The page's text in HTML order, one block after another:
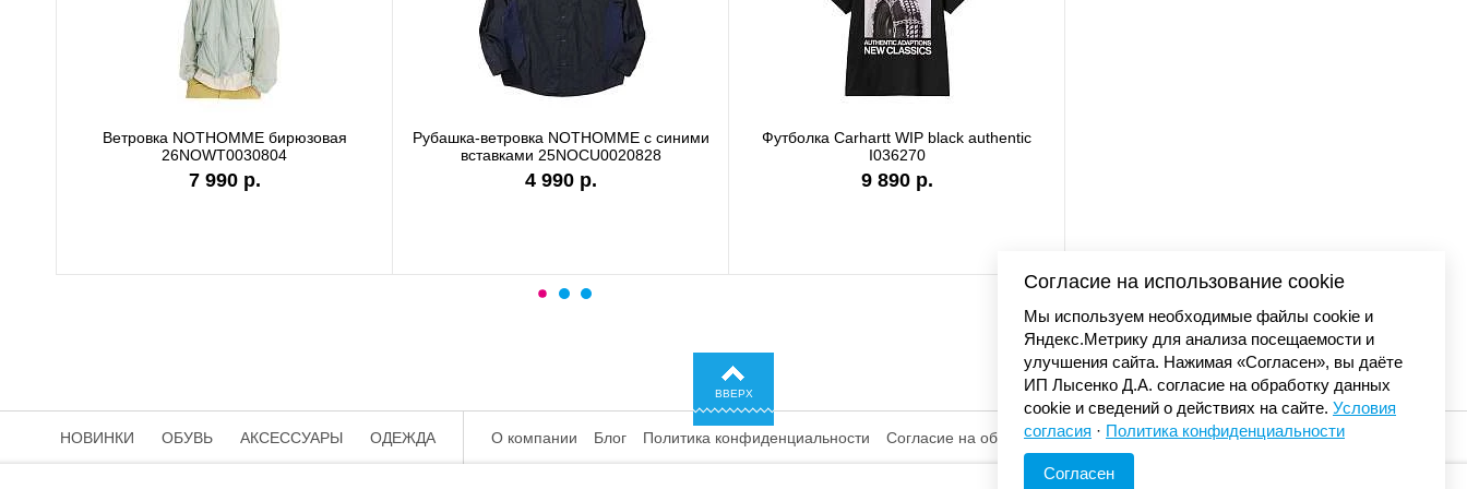
Ветровка NOTHOMME бирюзовая
26NOWT0030804
7 990 р.
Рубашка-ветровка NOTHOMME с синими
вставками 25NOCU0020828
4 990 р.
Футболка Carhartt WIP black authentic
I036270
9 890 р.
ВВЕРХ
© «Элемент». 2013-2026 Все права защищены.
НОВИНКИ ОБУВЬ АКСЕССУАРЫ ОДЕЖДА О компании Блог Политика конфиденциальности Согласие на обработку
Согласие на использование cookie
Мы используем необходимые файлы cookie и
Яндекс.Метрику для анализа посещаемости и
улучшения сайта. Нажимая «Согласен», вы даёте
ИП Лысенко Д.А. согласие на обработку данных
cookie и сведений о действиях на сайте. Условия
согласия · Политика конфиденциальности
Согласен